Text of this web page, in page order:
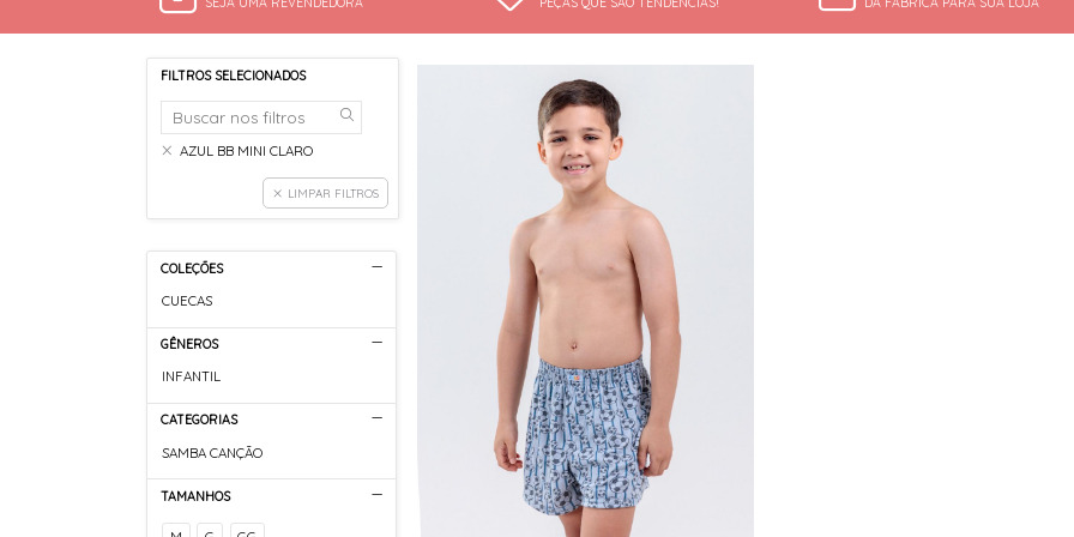
FILTROS SELECIONADOS
AZUL BB MINI CLARO
LIMPAR FILTROS
COLEÇÕES
CUECAS
GÊNEROS
INFANTIL
CATEGORIAS
SAMBA CANÇÃO
TAMANHOS